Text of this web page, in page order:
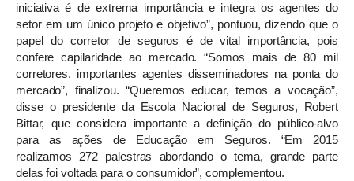
iniciativa é de extrema importância e integra os agentes do
setor em um único projeto e objetivo”, pontuou, dizendo que o
papel do corretor de seguros é de vital importância, pois
confere capilaridade ao mercado. “Somos mais de 80 mil
corretores, importantes agentes disseminadores na ponta do
mercado”, finalizou. “Queremos educar, temos a vocação”,
disse o presidente da Escola Nacional de Seguros, Robert
Bittar, que considera importante a definição do público-alvo
para as ações de Educação em Seguros. “Em 2015
realizamos 272 palestras abordando o tema, grande parte
delas foi voltada para o consumidor”, complementou.